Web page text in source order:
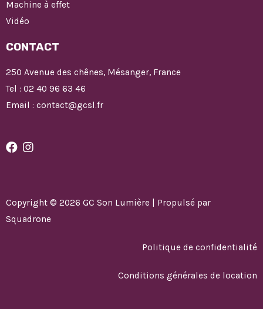
Machine à effet
Vidéo
CONTACT
250 Avenue des chênes, Mésanger, France
Tel : 02 40 96 63 46
Email : contact@gcsl.fr
Copyright © 2026 GC Son Lumière | Propulsé par
Squadrone
Politique de confidentialité
Conditions générales de location